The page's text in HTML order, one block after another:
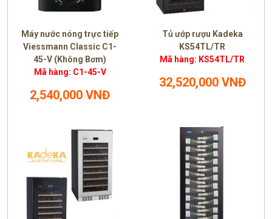
Máy nước nóng trực tiếp
Viessmann Classic C1-
45-V (Không Bơm)
Mã hàng: C1-45-V
2,540,000 VNĐ
Tủ ướp rượu Kadeka
KS54TL/TR
Mã hàng: KS54TL/TR
32,520,000 VNĐ